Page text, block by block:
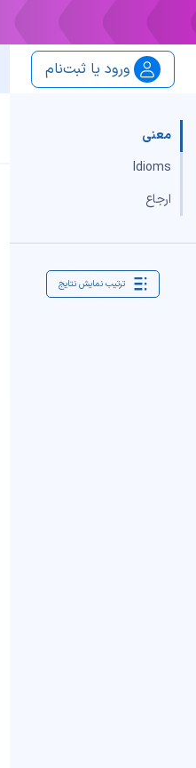
ورود یا ثبت‌نام
معنی
Idioms
ارجاع
ترتیب نمایش نتایج